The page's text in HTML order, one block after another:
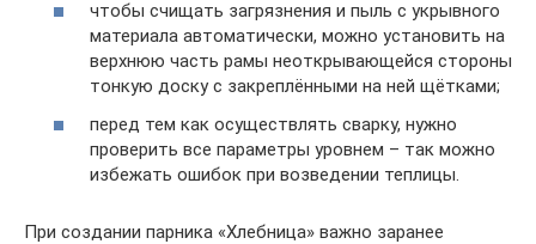
чтобы счищать загрязнения и пыль с укрывного
материала автоматически, можно установить на
верхнюю часть рамы неоткрывающейся стороны
тонкую доску с закреплёнными на ней щётками;
перед тем как осуществлять сварку, нужно
проверить все параметры уровнем – так можно
избежать ошибок при возведении теплицы.
При создании парника «Хлебница» важно заранее